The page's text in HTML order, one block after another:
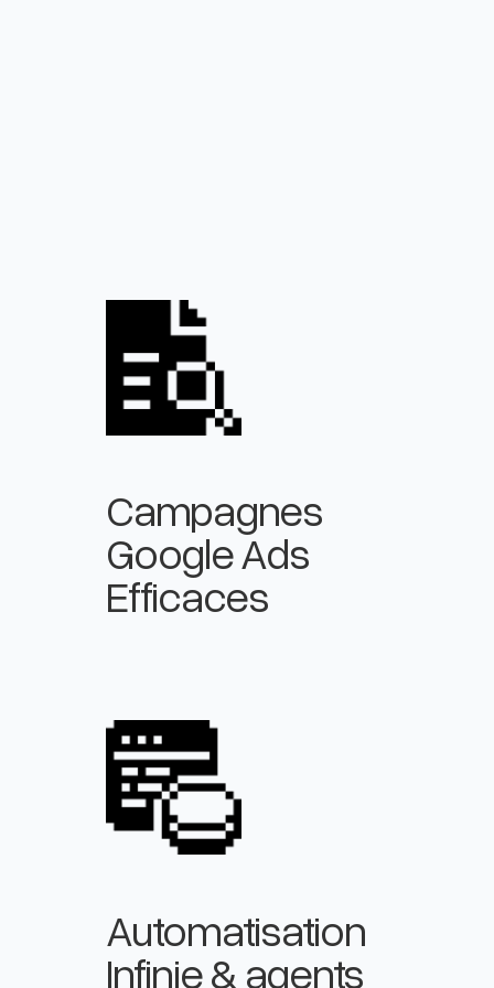
Campagnes
Google Ads
Efficaces
Automatisation
Infinie & agents